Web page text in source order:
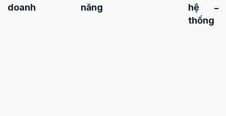
doanh
năng
hệ
thống